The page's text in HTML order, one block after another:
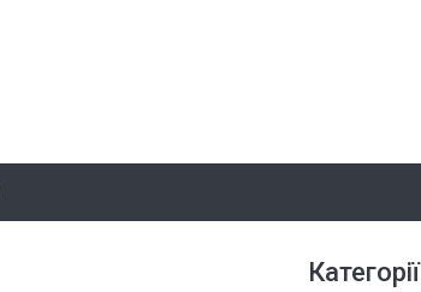
Категорії